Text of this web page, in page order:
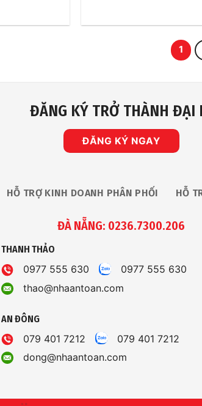
1
ĐĂNG KÝ TRỞ THÀNH ĐẠI
ĐĂNG KÝ NGAY
HỖ TRỢ KINH DOANH PHÂN PHỐI HỖ
ĐÀ NẴNG: 0236.7300.206
THANH THẢO
0977 555 630
0977 555 630
thao@nhaantoan.com
AN ĐÔNG
079 401 7212
079 401 7212
dong@nhaantoan.com